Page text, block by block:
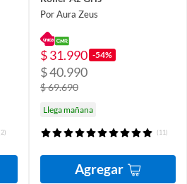
Por Aura Zeus
$ 31.990 -54%
$ 40.990
$ 69.690
Llega mañana
(11)
Agregar